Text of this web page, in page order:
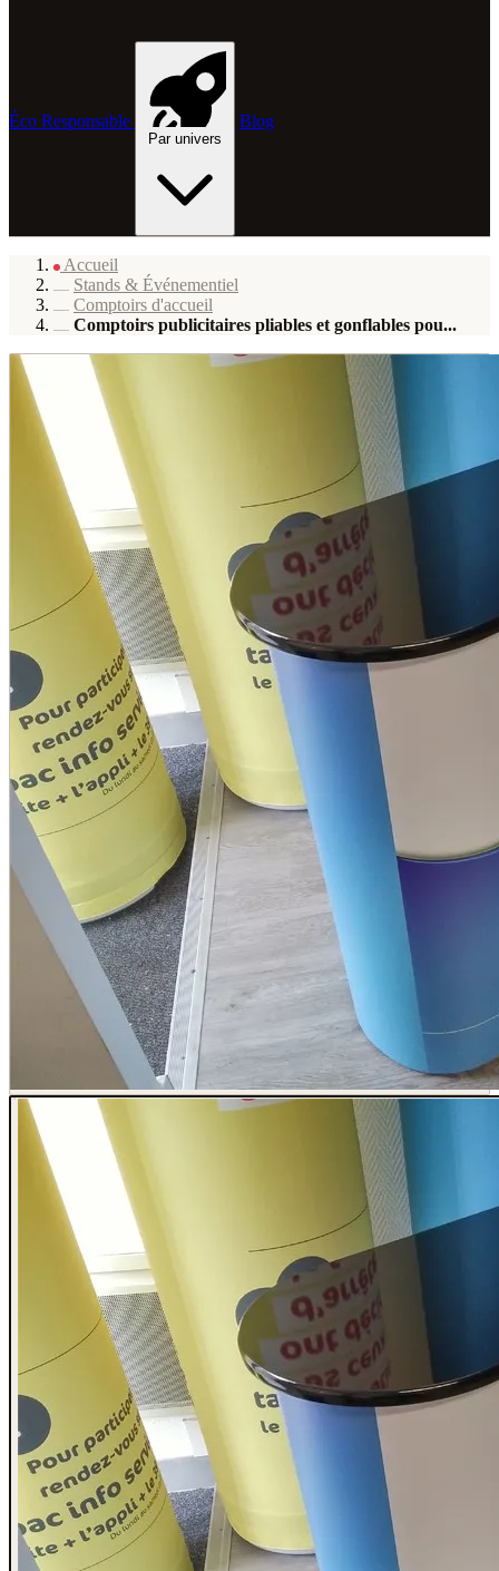
Éco Responsable
Par univers
Blog
Accueil
Stands & Événementiel
Comptoirs d'accueil
Comptoirs publicitaires pliables et gonflables pou...